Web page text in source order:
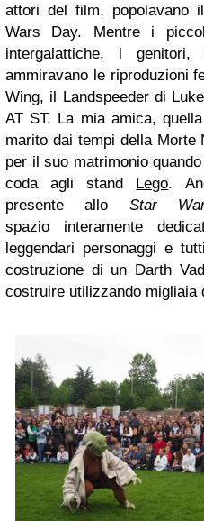
attori del film, popolavano
Wars Day. Mentre i
intergalattiche, i
ammiravano le riproduzioni
Wing, il Landspeeder di
AT ST. La mia amica,
marito dai tempi della Morte
per il suo matrimonio
coda agli stand Lego.
presente allo Star
spazio interamente
leggendari personaggi e
costruzione di un Darth
costruire utilizzando migliaia